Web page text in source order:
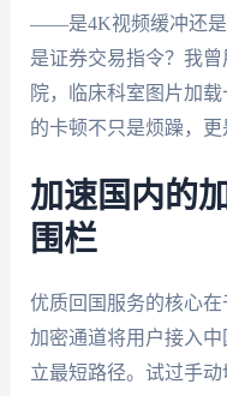
——是4K视频缓冲还是
是证券交易指令？我
院，临床科室图片加
的卡顿不只是烦躁，更
加速国内的
围栏
优质回国服务的核心
加密通道将用户接入
立最短路径。试过手